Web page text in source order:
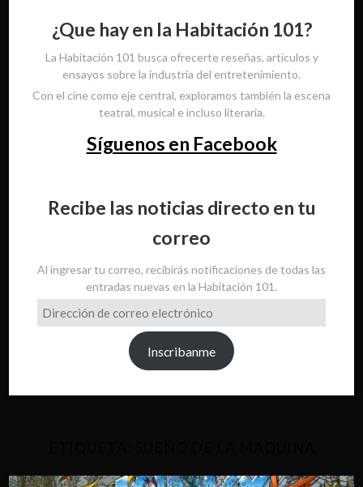
¿Que hay en la Habitación 101?
La Habitación 101 busca ofrecerte reseñas, artículos y
ensayos sobre la industria del entretenimiento.
Con el cine como eje central, exploramos también la escena
teatral, musical e incluso literaria.
Síguenos en Facebook
Recibe las noticias directo en tu
correo
Al ingresar tu correo, recibirás notificaciones de todas las
entradas nuevas en la Habitación 101.
Dirección
de
Inscribanme